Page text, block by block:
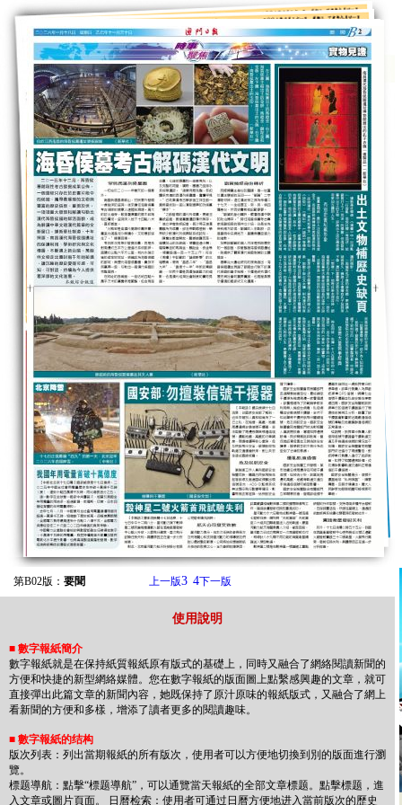
使用說明
■ 數字報紙簡介
數字報紙就是在保持紙質報紙原有版式的基礎上，同時又融合了網絡閱讀新聞的
方便和快捷的新型網絡媒體。您在數字報紙的版面圖上點繫感興趣的文章，就可
直接彈出此篇文章的新聞內容，她既保持了原汁原味的報紙版式，又融合了網上
看新聞的方便和多樣，增添了讀者更多的閱讀趣味。
■ 數字報紙的结构
版次列表：列出當期報紙的所有版次，使用者可以方便地切換到別的版面進行瀏
覽。
標题導航：點擊“標题導航”，可以通覽當天報紙的全部文章標题。點擊標题，進
入文章或圖片頁面。 日曆检索：使用者可通过日曆方便地进入當前版次的歷史
第B02版： 要聞 上一版3 4下一版